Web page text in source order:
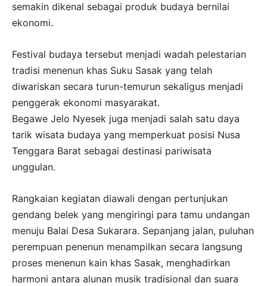
semakin dikenal sebagai produk budaya bernilai
ekonomi.
Festival budaya tersebut menjadi wadah pelestarian
tradisi menenun khas Suku Sasak yang telah
diwariskan secara turun-temurun sekaligus menjadi
penggerak ekonomi masyarakat.
Begawe Jelo Nyesek juga menjadi salah satu daya
tarik wisata budaya yang memperkuat posisi Nusa
Tenggara Barat sebagai destinasi pariwisata
unggulan.
Rangkaian kegiatan diawali dengan pertunjukan
gendang belek yang mengiringi para tamu undangan
menuju Balai Desa Sukarara. Sepanjang jalan, puluhan
perempuan penenun menampilkan secara langsung
proses menenun kain khas Sasak, menghadirkan
harmoni antara alunan musik tradisional dan suara